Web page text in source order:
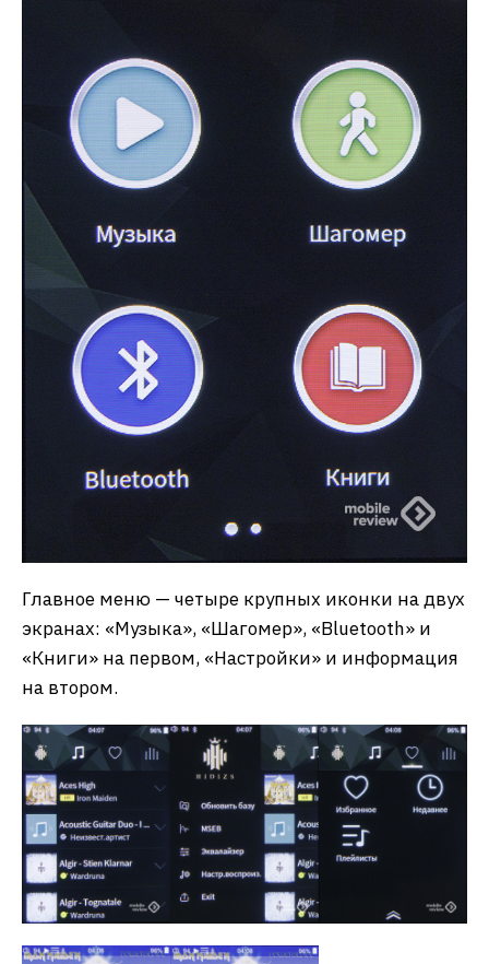
Главное меню — четыре крупных иконки на двух
экранах: «Музыка», «Шагомер», «Bluetooth» и
«Книги» на первом, «Настройки» и информация
на втором.